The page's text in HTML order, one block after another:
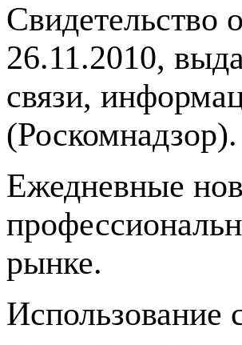
26.11.2010,
связи,
(Роскомнадзор).
Ежедневные
рынке.
Использование